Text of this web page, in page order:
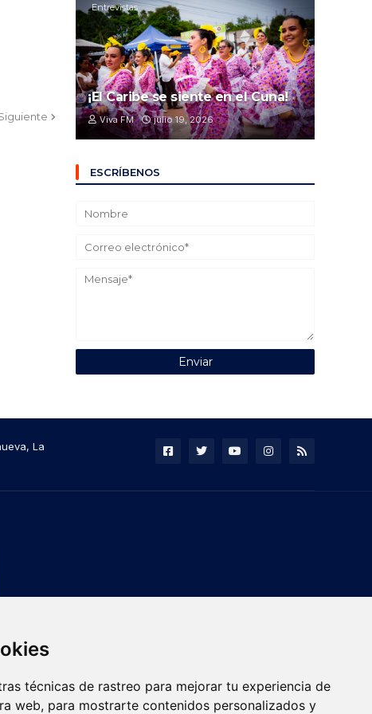
técnicas de rastreo para mejorar tu experiencia de
web, para mostrarte contenidos personalizados y
Entrevistas
¡El Caribe se siente en el Cuna!
Viva FM julio 19, 2026
ESCRÍBENOS
La